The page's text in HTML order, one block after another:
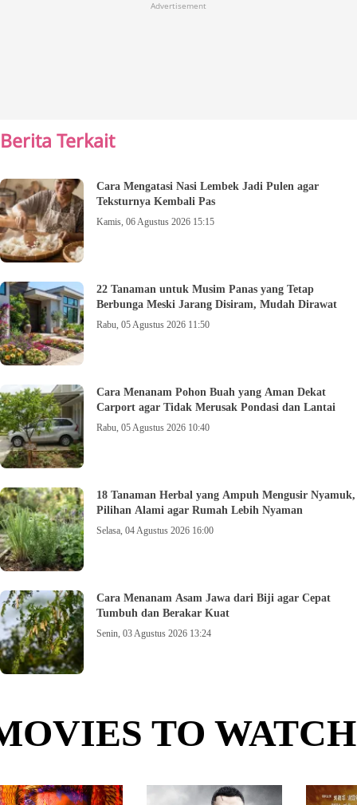
Advertisement
Berita Terkait
Cara Mengatasi Nasi Lembek Jadi Pulen agar
Teksturnya Kembali Pas
Kamis, 06 Agustus 2026 15:15
22 Tanaman untuk Musim Panas yang Tetap
Berbunga Meski Jarang Disiram, Mudah Dirawat
Rabu, 05 Agustus 2026 11:50
Cara Menanam Pohon Buah yang Aman Dekat
Carport agar Tidak Merusak Pondasi dan Lantai
Rabu, 05 Agustus 2026 10:40
18 Tanaman Herbal yang Ampuh Mengusir Nyamuk,
Pilihan Alami agar Rumah Lebih Nyaman
Selasa, 04 Agustus 2026 16:00
Cara Menanam Asam Jawa dari Biji agar Cepat
Tumbuh dan Berakar Kuat
Senin, 03 Agustus 2026 13:24
TO WATCH